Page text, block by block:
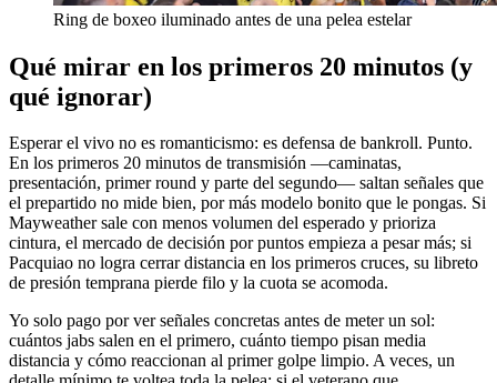
Ring de boxeo iluminado antes de una pelea estelar
Qué mirar en los primeros 20 minutos (y
qué ignorar)
Esperar el vivo no es romanticismo: es defensa de bankroll. Punto.
En los primeros 20 minutos de transmisión —caminatas,
presentación, primer round y parte del segundo— saltan señales que
el prepartido no mide bien, por más modelo bonito que le pongas. Si
Mayweather sale con menos volumen del esperado y prioriza
cintura, el mercado de decisión por puntos empieza a pesar más; si
Pacquiao no logra cerrar distancia en los primeros cruces, su libreto
de presión temprana pierde filo y la cuota se acomoda.
Yo solo pago por ver señales concretas antes de meter un sol:
cuántos jabs salen en el primero, cuánto tiempo pisan media
distancia y cómo reaccionan al primer golpe limpio. A veces, un